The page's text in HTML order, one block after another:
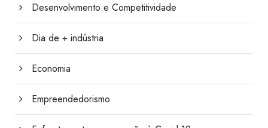
Desenvolvimento e Competitividade
Dia de + indústria
Economia
Empreendedorismo